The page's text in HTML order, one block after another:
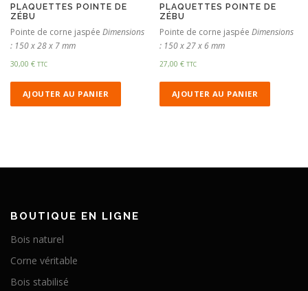
PLAQUETTES POINTE DE
ZÉBU
Pointe de corne jaspée Dimensions
: 150 x 28 x 7 mm
30,00 € TTC
AJOUTER AU PANIER
PLAQUETTES POINTE DE
ZÉBU
Pointe de corne jaspéeDimensions
: 150 x 27 x 6 mm
27,00€ TTC
AJOUTER AU PANIER
BOUTIQUE EN LIGNE
Bois naturel
Corne véritable
Bois stabilisé